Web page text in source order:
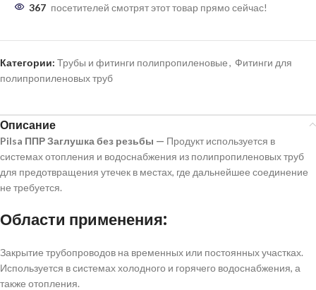
367 посетителей смотрят этот товар прямо сейчас!
Категории: Трубы и фитинги полипропиленовые, Фитинги для
полипропиленовых труб
Описание
Pilsa ППРЗаглушка без резьбы — Продукт используется в
системах отопления и водоснабжения из полипропиленовых труб
для предотвращения утечек в местах, где дальнейшее соединение
не требуется.
Области применения:
Закрытие трубопроводов на временных или постоянных участках.
Используется в системах холодного и горячего водоснабжения, а
также отопления.